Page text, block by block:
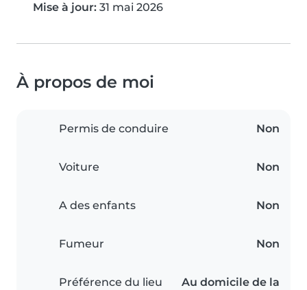
Mise à jour: 31 mai 2026
À propos de moi
Permis de conduire Non
Voiture Non
A des enfants Non
Fumeur Non
Préférence du lieu
Au domicile de la